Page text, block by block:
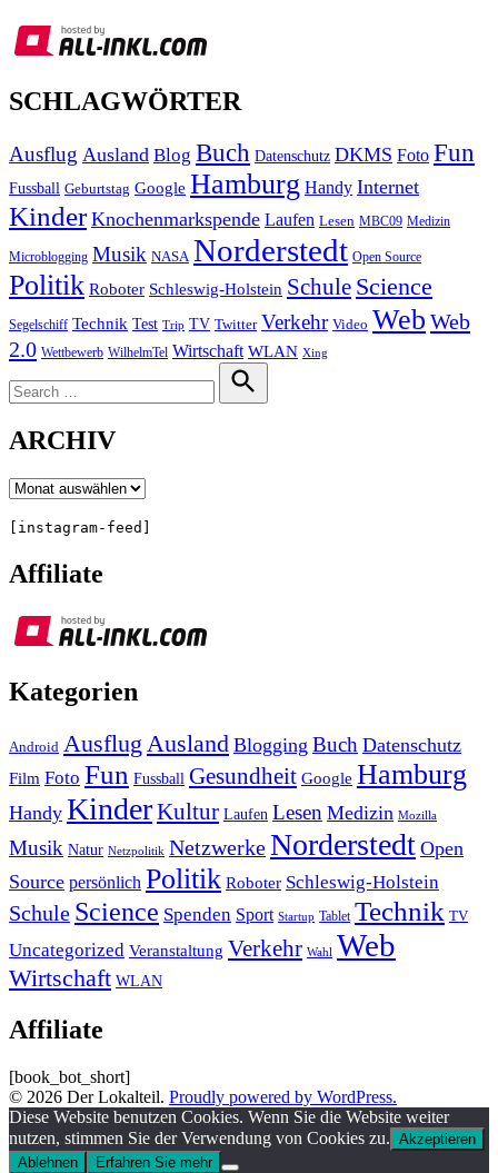
SCHLAGWÖRTER
Ausflug Ausland Blog Buch Datenschutz DKMS Foto Fun
Fussball Geburtstag Google Hamburg Handy Internet
Kinder Knochenmarkspende Laufen Lesen MBC09 Medizin
Microblogging Musik NASA Norderstedt Open Source
Politik Roboter Schleswig-Holstein Schule Science
Segelschiff Technik Test Trip TV Twitter Verkehr Video Web Web
2.0 Wettbewerb WilhelmTel Wirtschaft WLAN Xing
for:
Search
ARCHIV
Archiv
[instagram-feed]
Affiliate
Kategorien
Android Ausflug Ausland Blogging Buch Datenschutz
Film Foto Fun Fussball Gesundheit Google Hamburg
Handy KinderKultur Laufen Lesen Medizin Mozilla
Musik Natur Netzpolitik NetzwerkeNorderstedt Open
Source persönlich Politik Roboter Schleswig-Holstein
Schule Science Spenden Sport Startup Tablet Technik TV
Uncategorized Veranstaltung Verkehr Wahl Web
Wirtschaft WLAN
Affiliate
[book_bot_short]
© 2026 Der Lokalteil. Proudly powered by WordPress.
Diese Website benutzen Cookies. Wenn Sie die Website weiter
nutzen, stimmen Sie der Verwendung von Cookies zu. Akzeptieren
Ablehnen
Erfahren Sie mehr